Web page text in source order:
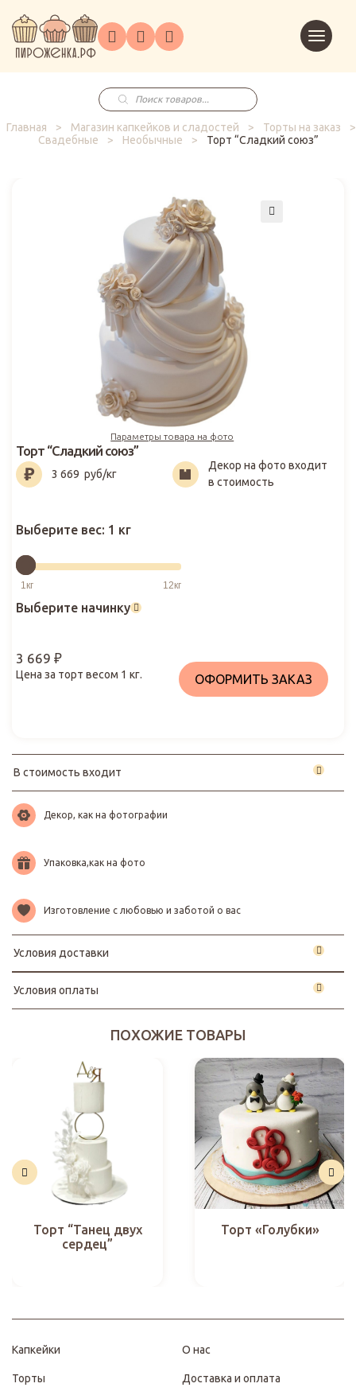
ГлавнаяКаталог
на
заказ
Праздники
Корпоративным
клиентам
в
корзину
Поиск
товаров
Главная
> Магазин капкейков и сладостей > Торты на заказ
>
Свадебные
> Необычные > Торт “Сладкий союз”
Параметры товара на фото
3 669₽
Торт “Сладкий союз”
3 669 руб/кг
Декор на фото входит
в стоимость
Выберите вес: 1 кг
Выберите начинку
3 669 ₽
Цена за торт весом 1 кг. ОФОРМИТЬ ЗАКАЗ
В стоимость входит
Декор, как на фотографии
Упаковка,как на фото
Изготовление с любовью и заботой о вас
Условия доставки
Условия оплаты
ПОХОЖИЕ ТОВАРЫ
Торт “Танец двух
сердец”
Торт «Голубки»
Капкейки
Торты
О нас
Доставка и оплата